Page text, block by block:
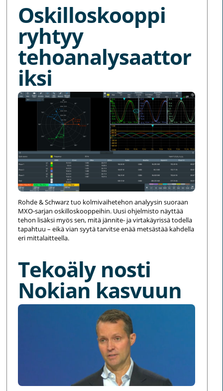
Oskilloskooppi
ryhtyy
tehoanalysaattor
iksi
Rohde & Schwarz tuo kolmivaihetehon analyysin suoraan
MXO-sarjan oskilloskooppeihin. Uusi ohjelmisto näyttää
tehon lisäksi myös sen, mitä jännite- ja virtakäyrissä todella
tapahtuu – eikä vian syytä tarvitse enää metsästää kahdella
eri mittalaitteella.
Tekoäly nosti
Nokian kasvuun